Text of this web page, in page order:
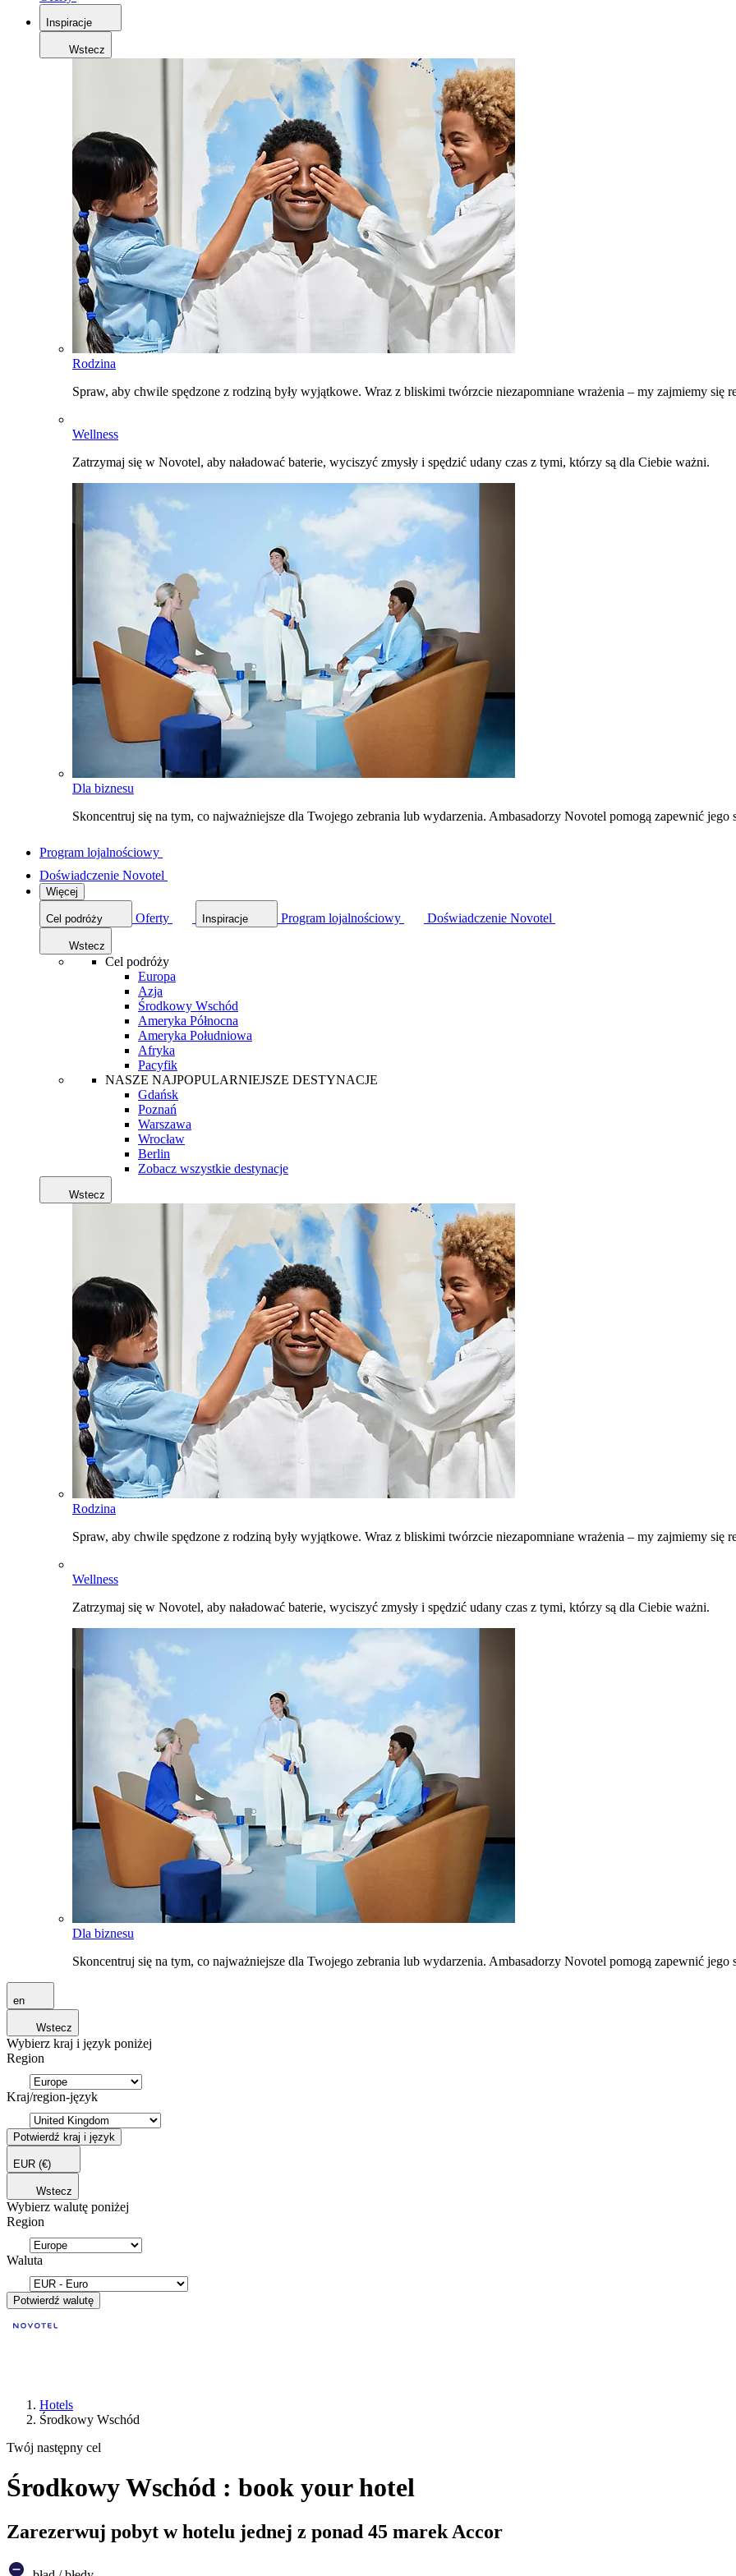
Inspiracje
Wstecz
Rodzina
Spraw, aby chwile spędzone z rodziną były wyjątkowe. Wraz z bliskimi twórzcie niezapomniane wrażenia – my zajmiemy się
Wellness
Zatrzymaj się w Novotel, aby naładować baterie, wyciszyć zmysły i spędzić udany czas z tymi, którzy są dla Ciebie ważni.
Dla biznesu
Skoncentruj się na tym, co najważniejsze dla Twojego zebrania lub wydarzenia. Ambasadorzy Novotel pomogą zapewnić jego
Program lojalnościowy
Doświadczenie Novotel
Więcej
Cel podróży Oferty Inspiracje Program lojalnościowy Doświadczenie Novotel
Wstecz
Cel podróży
Europa
Azja
Środkowy Wschód
Ameryka Północna
Ameryka Południowa
Afryka
Pacyfik
NASZE NAJPOPULARNIEJSZE DESTYNACJE
Gdańsk
Poznań
Warszawa
Wrocław
Berlin
Zobacz wszystkie destynacje
Wstecz
Rodzina
Spraw, aby chwile spędzone z rodziną były wyjątkowe. Wraz z bliskimi twórzcie niezapomniane wrażenia – my zajmiemy się
Wellness
Zatrzymaj się w Novotel, aby naładować baterie, wyciszyć zmysły i spędzić udany czas z tymi, którzy są dla Ciebie ważni.
Dla biznesu
Skoncentruj się na tym, co najważniejsze dla Twojego zebrania lub wydarzenia. Ambasadorzy Novotel pomogą zapewnić jego
en
Wstecz
Wybierz kraj i język poniżej
Region
Kraj/region-język
Potwierdź kraj i język
EUR (€)
Wstecz
Wybierz walutę poniżej
Region
Waluta
Potwierdź walutę
Hotels
Środkowy Wschód
Twój następny cel
Środkowy Wschód : book your hotel
Zarezerwuj pobyt w hotelu jednej z ponad 45 marek Accor